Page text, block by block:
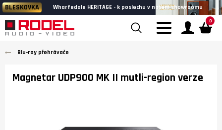
BLESKOVKA Wharfedale HERITAGE - k poslechu v našem showroomu
0
Blu-ray přehrávače
Magnetar UDP900 MK II mutli-region verze